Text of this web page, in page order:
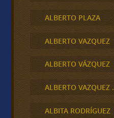
ALBERTO PLAZA
ALBERTO VAZQUEZ
ALBERTO VÁZQUEZ
ALBERTO VAZQUEZ .
ALBITA RODRÍGUEZ